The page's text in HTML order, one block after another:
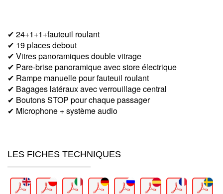
✔ 24+1+1+fauteuil roulant
✔ 19 places debout
✔ Vitres panoramiques double vitrage
✔ Pare-brise panoramique avec store électrique
✔ Rampe manuelle pour fauteuil roulant
✔ Bagages latéraux avec verrouillage central
✔ Boutons STOP pour chaque passager
✔ Microphone + système audio
LES FICHES TECHNIQUES